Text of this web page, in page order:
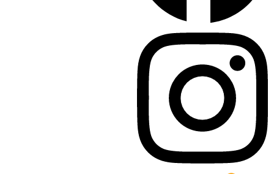
Menschen arbeitslos sind oder welche Ausbil dung
sie haben, so sind das oft Zahlen von Statis tik
Austria. Die Medien, Entscheidungsträger:innen und
Interessensverbände nutzen diese Statistiken
Welche Haushalte dürfen teilnehmen?
Statistik Austria wählt die SILC-Haushalte zufällig aus
dem zentralen Melderegister (ZMR) aus. Jedes Jahr
lädt Statistik Austria rund 9 000 Haushalte ein, bei
dieser wichtigen Studie mitzumachen. Diese